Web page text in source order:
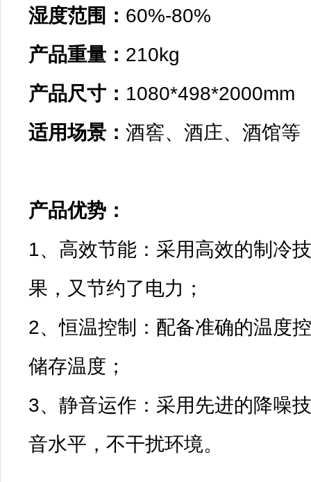
湿度范围：
产品重量：
产品尺寸：
适用场景： 酒窖、酒庄、酒馆等
产品优势：
1、高效节能：采用高效的制冷
果，又节约了电力；
2、恒温控制：配备准确的温度
储存温度；
3、静音运作：采用先进的降噪
音水平，不干扰环境。